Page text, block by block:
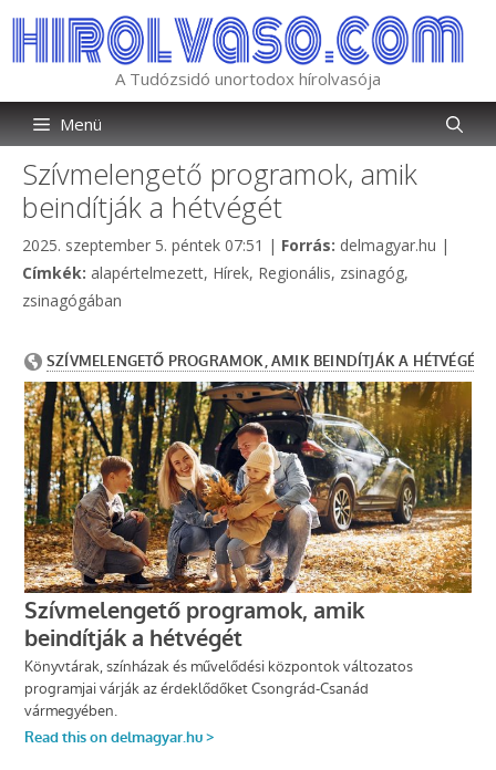
tartalomba
A Tudózsidó unortodox hírolvasója
Menü
Szívmelengető programok, amik
beindítják a hétvégét
2025. szeptember 5. péntek 07:51 | Forrás: Kategória
delmagyar.hu |
Címkék: Címkék
alapértelmezett, Hírek, Regionális, zsinagóg,
zsinagógában